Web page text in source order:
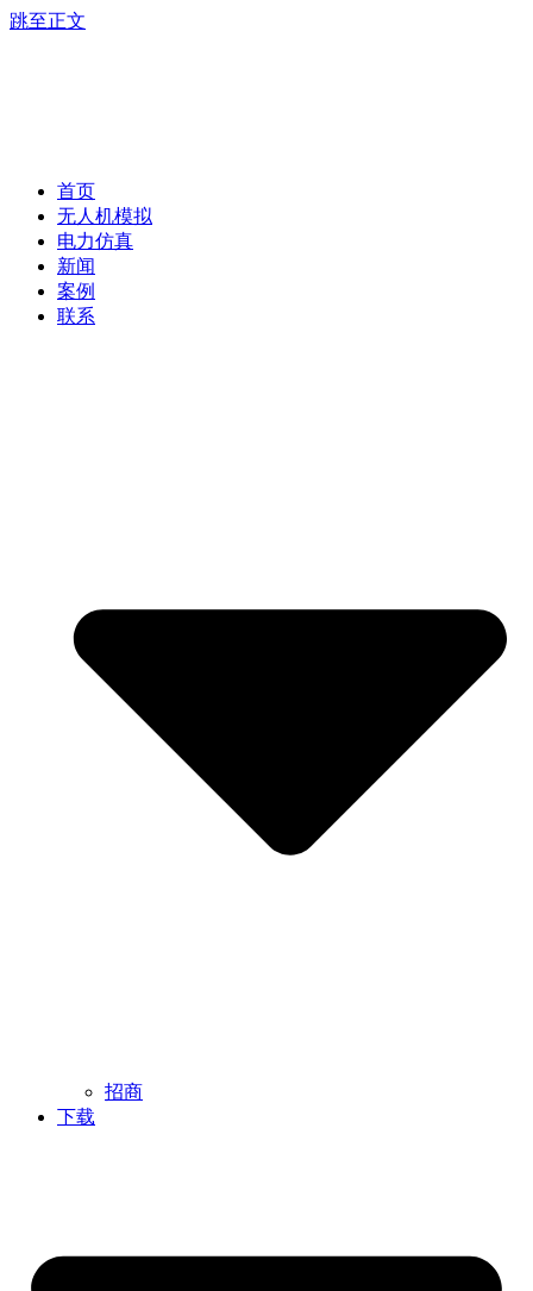
跳至正文
首页
无人机模拟
电力仿真
新闻
案例
联系
招商
下载